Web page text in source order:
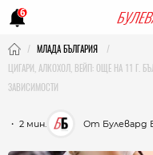
6
МЛАДА БЪЛГАРИЯ
ЦИГАРИ, АЛКОХОЛ, ВЕЙП: ОЩЕ НА 11 Г.
ЗАВИСИМОСТИ
・ 2 мин. От Булевард